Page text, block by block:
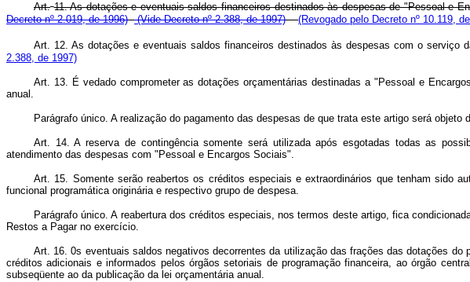
Art. 11. As dotações e eventuais saldos financeiros destinados às despesas de "Pessoal
Decreto nº 2.019, de 1996) (Vide Decreto nº 2.388, de 1997) (Revogado pelo Decreto nº 10.119,
Art. 12. As dotações e eventuais saldos financeiros destinados às despesas com o
2.388, de 1997)
Art. 13. É vedado comprometer as dotações orçamentárias destinadas a "Pessoal e
anual.
Parágrafo único. A realização do pagamento das despesas de que trata este artigo será
Art. 14. A reserva de contingência somente será utilizada após esgotadas todas as
atendimento das despesas com "Pessoal e Encargos Sociais".
Art. 15. Somente serão reabertos os créditos especiais e extraordinários que tenham sido
funcional programática originária e respectivo grupo de despesa.
Parágrafo único. A reabertura dos créditos especiais, nos termos deste artigo, fica
Restos a Pagar no exercício.
Art. 16. 0s eventuais saldos negativos decorrentes da utilização das frações das dotações
créditos adicionais e informados pelos órgãos setoriais de programação financeira, ao órgão
subseqüente ao da publicação da lei orçamentária anual.